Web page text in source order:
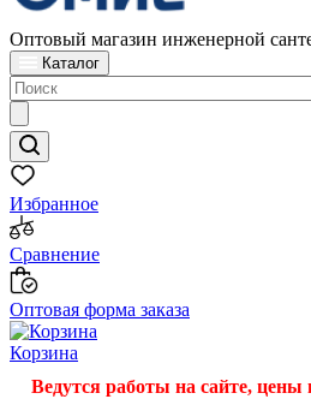
Оптовый магазин инженерной
Каталог
Избранное
Сравнение
Оптовая форма заказа
Корзина
Ведутся работы на сайте, цены